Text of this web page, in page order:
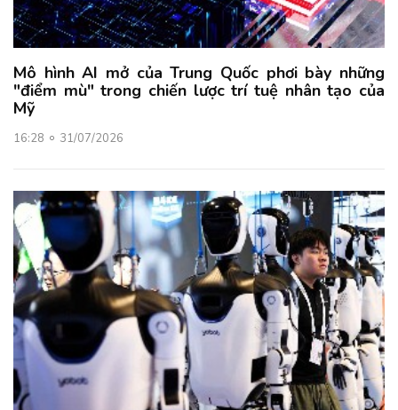
Mô hình AI mở của Trung Quốc phơi bày những
"điểm mù" trong chiến lược trí tuệ nhân tạo của
Mỹ
16:28 31/07/2026